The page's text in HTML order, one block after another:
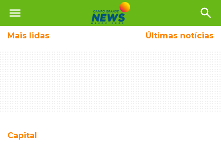
menu search
Mais lidas Últimas notícias
Capital